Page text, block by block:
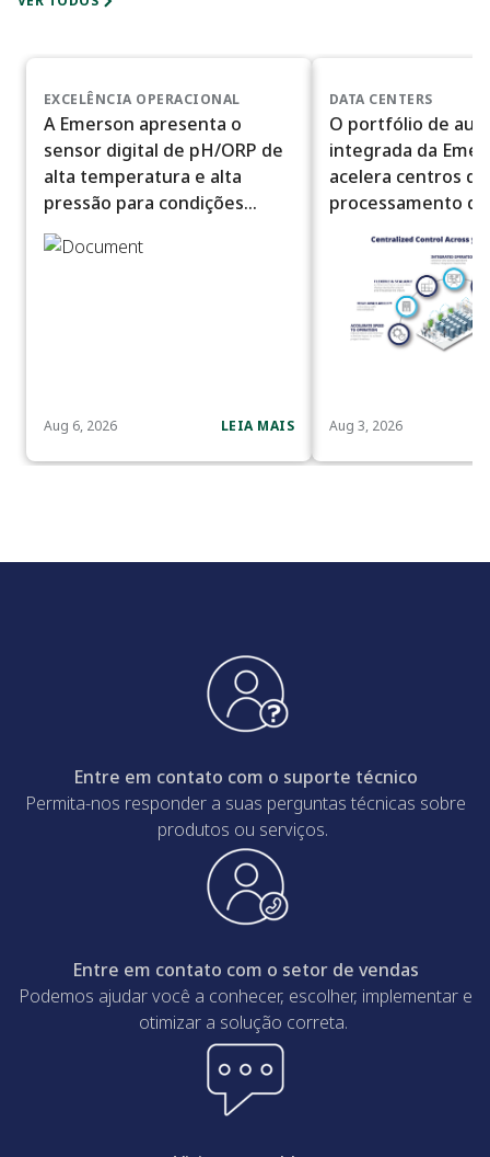
EXCELÊNCIA OPERACIONAL
A Emerson apresenta o
sensor digital de pH/ORP de
alta temperatura e alta
pressão para condições
severas de processo
Aug 6, 2026 LEIA MAIS
DATA CENTERS
O portfólio de
integrada da
acelera centros de
processamento
Aug 3, 2026
Entre em contato com o suporte técnico
Permita-nos responder a suas perguntas técnicas sobre
produtos ou serviços.
Entre em contato com o setor de vendas
Podemos ajudar você a conhecer, escolher, implementar e
otimizar a solução correta.